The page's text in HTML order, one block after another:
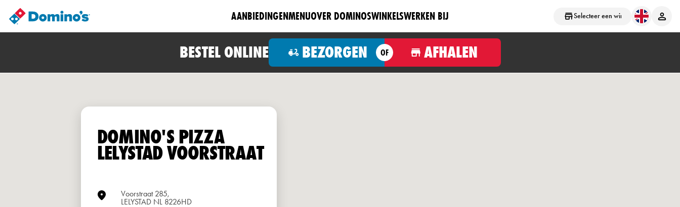
Selecteer een winkel
AANBIEDINGENMENUOVER DOMINOSWINKELSWERKEN BIJ
BESTEL ONLINE BEZORGEN OF AFHALEN
DOMINO'S PIZZA
LELYSTAD VOORSTRAAT
Voorstraat 285,
LELYSTAD NL 8226HD